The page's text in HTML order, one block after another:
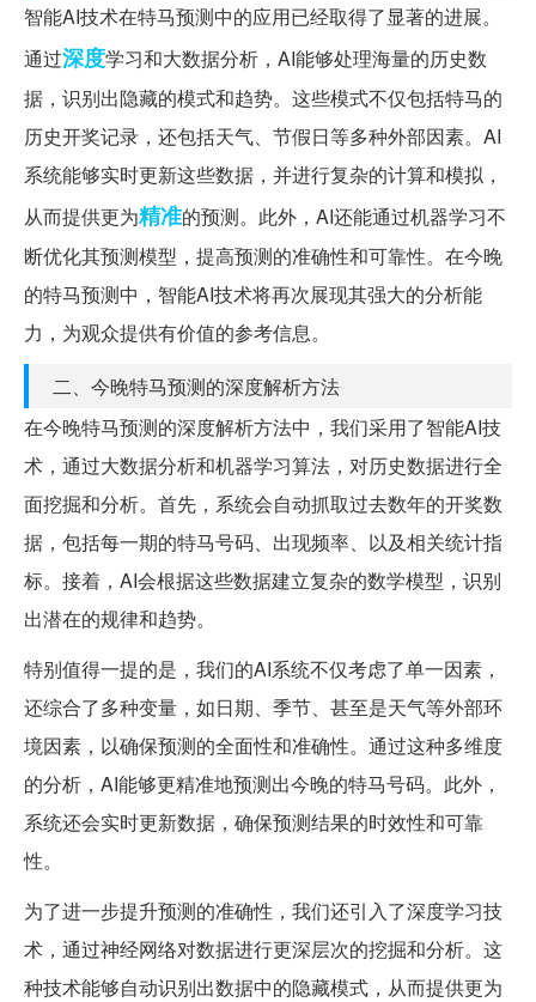
智能AI技术在特马预测中的应用已经取得了显著的进展。
通过深度学习和大数据分析，AI能够处理海量的历史数
据，识别出隐藏的模式和趋势。这些模式不仅包括特马的
历史开奖记录，还包括天气、节假日等多种外部因素。AI
系统能够实时更新这些数据，并进行复杂的计算和模拟，
从而提供更为精准的预测。此外，AI还能通过机器学习不
断优化其预测模型，提高预测的准确性和可靠性。在今晚
的特马预测中，智能AI技术将再次展现其强大的分析能
力，为观众提供有价值的参考信息。
二、今晚特马预测的深度解析方法
在今晚特马预测的深度解析方法中，我们采用了智能AI技
术，通过大数据分析和机器学习算法，对历史数据进行全
面挖掘和分析。首先，系统会自动抓取过去数年的开奖数
据，包括每一期的特马号码、出现频率、以及相关统计指
标。接着，AI会根据这些数据建立复杂的数学模型，识别
出潜在的规律和趋势。
特别值得一提的是，我们的AI系统不仅考虑了单一因素，
还综合了多种变量，如日期、季节、甚至是天气等外部环
境因素，以确保预测的全面性和准确性。通过这种多维度
的分析，AI能够更精准地预测出今晚的特马号码。此外，
系统还会实时更新数据，确保预测结果的时效性和可靠
性。
为了进一步提升预测的准确性，我们还引入了深度学习技
术，通过神经网络对数据进行更深层次的挖掘和分析。这
种技术能够自动识别出数据中的隐藏模式，从而提供更为